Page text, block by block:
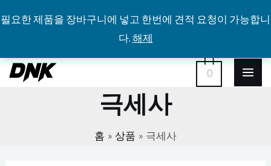
필요한 제품을 장바구니에 넣고 한번에 견적 요청이 가능합니
다.해제
0
극세사
홈 상품 극세사